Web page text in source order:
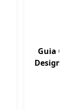
Guia
Design